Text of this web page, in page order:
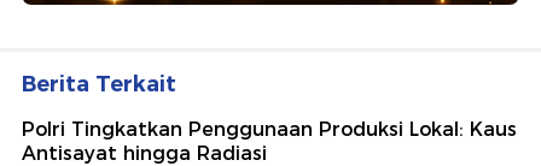
Berita Terkait
Polri Tingkatkan Penggunaan Produksi Lokal: Kaus
Antisayat hingga Radiasi